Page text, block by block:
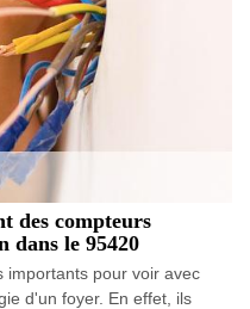
des compteurs
dans le 95420
importants pour voir avec
d'un foyer. En effet, ils